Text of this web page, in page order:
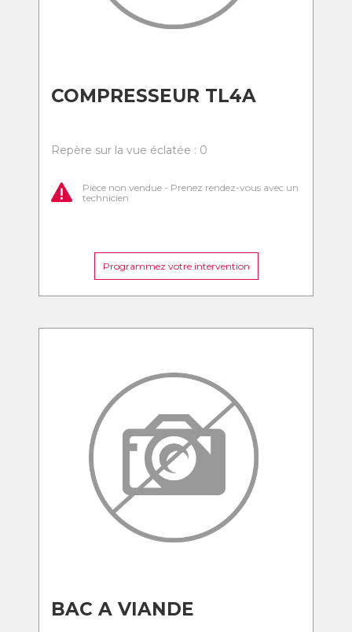
COMPRESSEUR TL4A
Repère sur la vue éclatée : 0
Pièce non vendue - Prenez rendez-vous avec un
technicien
Programmez votre intervention
BAC A VIANDE